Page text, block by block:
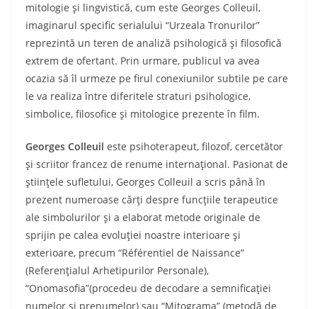
mitologie şi lingvistică, cum este Georges Colleuil,
imaginarul specific serialului “Urzeala Tronurilor”
reprezintă un teren de analiză psihologică şi filosofică
extrem de ofertant. Prin urmare, publicul va avea
ocazia să îl urmeze pe firul conexiunilor subtile pe care
le va realiza între diferitele straturi psihologice,
simbolice, filosofice şi mitologice prezente în film.
Georges Colleuil este psihoterapeut, filozof, cercetător
şi scriitor francez de renume internaţional. Pasionat de
ştiinţele sufletului, Georges Colleuil a scris până în
prezent numeroase cărţi despre funcţiile terapeutice
ale simbolurilor şi a elaborat metode originale de
sprijin pe calea evoluţiei noastre interioare şi
exterioare, precum “Référentiel de Naissance”
(Referenţialul Arhetipurilor Personale),
“Onomasofia”(procedeu de decodare a semnificaţiei
numelor şi prenumelor) sau “Mitograma” (metodă de